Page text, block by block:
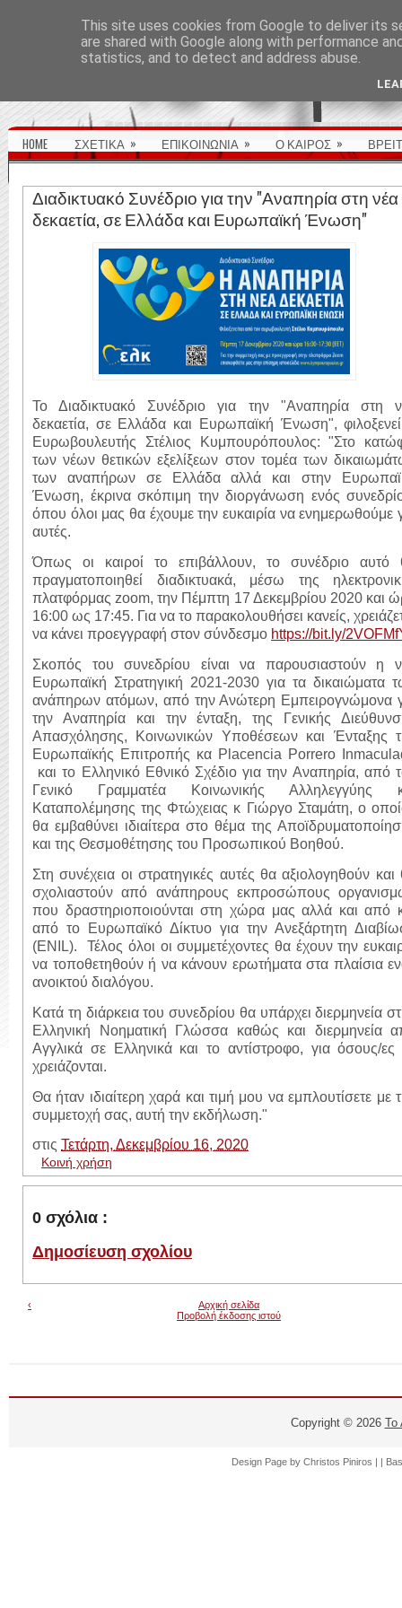
HOME ΣΧΕΤΙΚΑ » ΕΠΙΚΟΙΝΩΝΙΑ » Ο ΚΑΙΡΟΣ »
Διαδικτυακό Συνέδριο για την "Αναπηρία στη νέα
δεκαετία, σε Ελλάδα και Ευρωπαϊκή Ένωση"
Το Διαδικτυακό Συνέδριο για την "Αναπηρία στη
δεκαετία, σε Ελλάδα και Ευρωπαϊκή Ένωση",
Ευρωβουλευτής Στέλιος Κυμπουρόπουλος: "Στο
των νέων θετικών εξελίξεων στον τομέα των
των αναπήρων σε Ελλάδα αλλά και στην
Ένωση, έκρινα σκόπιμη την διοργάνωση ενός
όπου όλοι μας θα έχουμε την ευκαιρία να ενημερωθούμε
αυτές.
Όπως οι καιροί το επιβάλλουν, το συνέδριο αυτό
πραγματοποιηθεί διαδικτυακά, μέσω της
πλατφόρμας zoom, την Πέμπτη 17 Δεκεμβρίου 2020 και
16:00 ως 17:45. Για να το παρακολουθήσει κανείς,
να κάνει προεγγραφή στον σύνδεσμο https://bit.ly/
Σκοπός του συνεδρίου είναι να παρουσιαστούν η
Ευρωπαϊκή Στρατηγική 2021-2030 για τα δικαιώματα
ανάπηρων ατόμων, από την Ανώτερη Εμπειρογνώμονα
την Αναπηρία και την ένταξη, της Γενικής
Απασχόλησης, Κοινωνικών Υποθέσεων και Ένταξης
Ευρωπαϊκής Επιτροπής κα Placencia Porrero
και το Ελληνικό Εθνικό Σχέδιο για την Αναπηρία, από
Γενικό Γραμματέα Κοινωνικής Αλληλεγγύης
Καταπολέμησης της Φτώχειας κ Γιώργο Σταμάτη, ο
θα εμβαθύνει ιδιαίτερα στο θέμα της
και της Θεσμοθέτησης του Προσωπικού Βοηθού.
Στη συνέχεια οι στρατηγικές αυτές θα αξιολογηθούν και
σχολιαστούν από ανάπηρους εκπροσώπους
που δραστηριοποιούνται στη χώρα μας αλλά και από
από το Ευρωπαϊκό Δίκτυο για την Ανεξάρτητη
(ENIL). Τέλος όλοι οι συμμετέχοντες θα έχουν την
να τοποθετηθούν ή να κάνουν ερωτήματα στα πλαίσια
ανοικτού διαλόγου.
Κατά τη διάρκεια του συνεδρίου θα υπάρχει διερμηνεία
Ελληνική Νοηματική Γλώσσα καθώς και διερμηνεία
Αγγλικά σε Ελληνικά και το αντίστροφο, για όσους/ες
χρειάζονται.
Θα ήταν ιδιαίτερη χαρά και τιμή μου να εμπλουτίσετε με
συμμετοχή σας, αυτή την εκδήλωση."
στις Τετάρτη, Δεκεμβρίου 16, 2020
Κοινή χρήση
0 σχόλια :
Δημοσίευση σχολίου
‹
Αρχική σελίδα
Προβολή έκδοσης ιστού
Copyright © 2026 Το
Design Page by Christos Piniros | |
This site uses cookies from Google to deliver its
are shared with Google along with performance
statistics, and to detect and address abuse.